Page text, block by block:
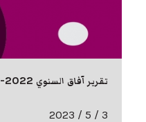
تقرير آفاق السنوي 2022- النسخة الانكليزية
3 / 5 / 2023